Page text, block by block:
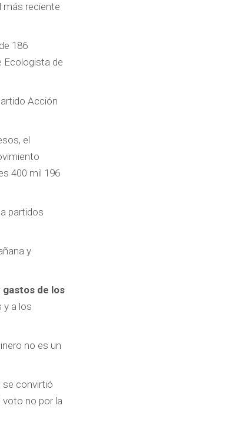
más reciente
186
Ecologista de
Acción
el
400 mil 196
partidos
y
gastos de los
y a los
no es un
se convirtió
voto no por la